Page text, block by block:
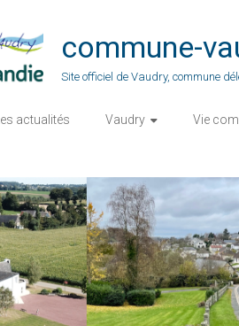
commune-
Site officiel de Vaudry, commune
Les actualités Vaudry Vie